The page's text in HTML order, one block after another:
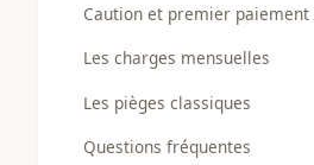
Caution et premier paiement
Les charges mensuelles
Les pièges classiques
Questions fréquentes